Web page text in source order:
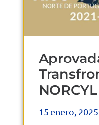
15 enero, 2025